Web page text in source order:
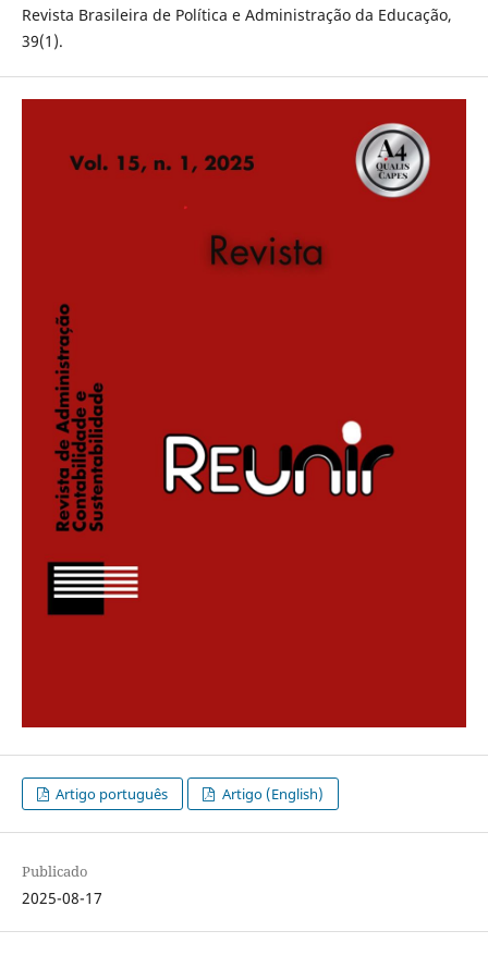
Revista Brasileira de Política e Administração da Educação,
39(1).
Artigo português Artigo (English)
Publicado
2025-08-17